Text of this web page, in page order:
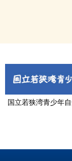
国立若狭湾青少年